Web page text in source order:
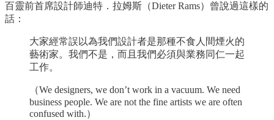
百靈前首席設計師迪特．拉姆斯（Dieter Rams）曾說過這樣的
話：
大家經常誤以為我們設計者是那種不食人間煙火的
藝術家。我們不是，而且我們必須與業務同仁一起
工作。
（We designers, we don’t work in a vacuum. We need
business people. We are not the fine artists we are often
confused with.）